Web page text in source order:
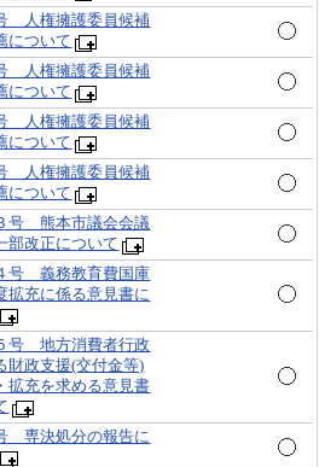
人権擁護委員候補
について
人権擁護委員候補
について
人権擁護委員候補
について
人権擁護委員候補
について
号 熊本市議会会議
部改正について
号 義務教育費国庫
拡充に係る意見書に
号 地方消費者行政
財政支援(交付金等)
拡充を求める意見書
専決処分の報告に